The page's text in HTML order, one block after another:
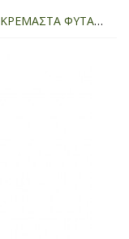
ΚΡΕΜΑΣΤΑ ΦΥΤΑ